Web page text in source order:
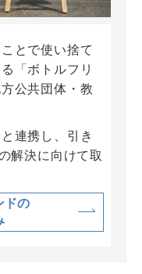
とで使い捨て
「ボトルフリ
公共団体・教
連携し、引き
解決に向けて取
ドの